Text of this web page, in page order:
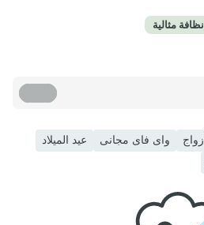
نظافة مثالية
أزواج واى فاى مجانى
عيد الميلاد